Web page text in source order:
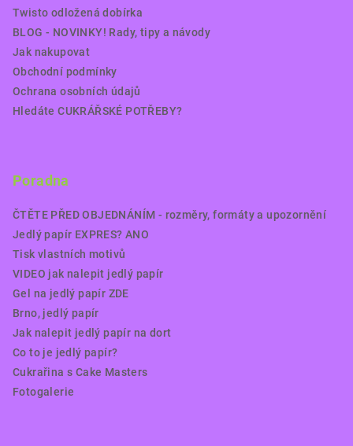
Twisto odložená dobírka
BLOG - NOVINKY! Rady, tipy a návody
Jak nakupovat
Obchodní podmínky
Ochrana osobních údajů
Hledáte CUKRÁŘSKÉ POTŘEBY?
Poradna
ČTĚTE PŘED OBJEDNÁNÍM - rozměry, formáty a upozornění
Jedlý papír EXPRES? ANO
Tisk vlastních motivů
VIDEO jak nalepit jedlý papír
Gel na jedlý papír ZDE
Brno, jedlý papír
Jak nalepit jedlý papír na dort
Co to je jedlý papír?
Cukrařina s Cake Masters
Fotogalerie